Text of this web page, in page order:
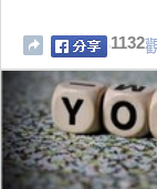
1132